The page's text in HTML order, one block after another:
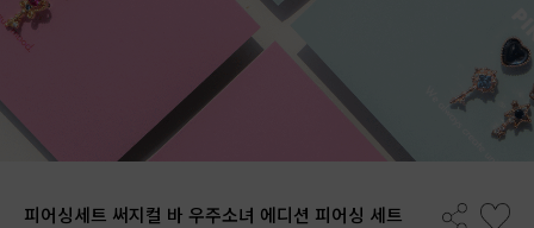
피어싱세트 써지컬 바 우주소녀 에디션 피어싱 세트